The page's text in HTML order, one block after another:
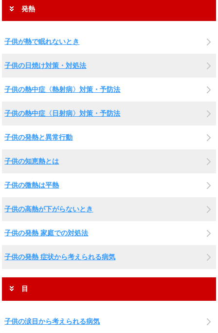
発熱
子供が熱で眠れないとき
子供の日焼け対策・対処法
子供の熱中症〈熱射病〉対策・予防法
子供の熱中症〈日射病〉対策・予防法
子供の発熱と異常行動
子供の知恵熱とは
子供の微熱は平熱
子供の高熱が下がらないとき
子供の発熱 家庭での対処法
子供の発熱 症状から考えられる病気
目
子供の涙目から考えられる病気